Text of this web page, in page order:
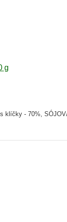
g
klíčky - 70%,